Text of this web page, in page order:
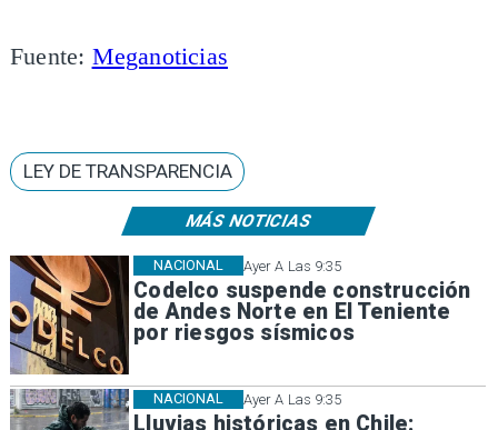
MÁS NOTICIAS
Ayer A Las 9:35
Codelco suspende construcción
de Andes Norte en El Teniente
por riesgos sísmicos
NACIONAL
Ayer A Las 9:35
Lluvias históricas en Chile:
NACIONAL
Fuente: Meganoticias
LEY DE TRANSPARENCIA